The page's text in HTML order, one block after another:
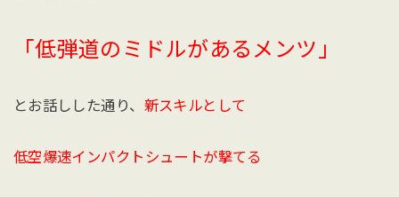
「低弾道のミドルがあるメンツ」
とお話しした通り、 新スキルとして
低空爆速インパクトシュートが撃てる